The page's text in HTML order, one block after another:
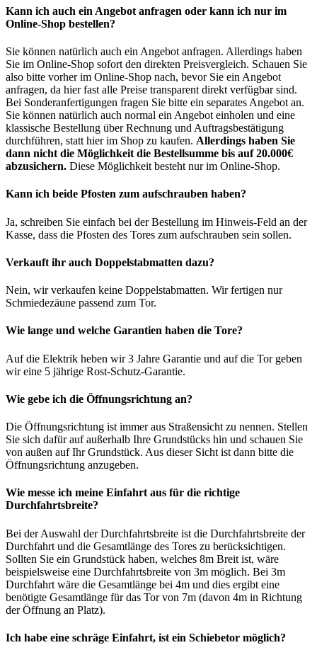
Kann ich auch ein Angebot anfragen oder kann ich nur im
Online-Shop bestellen?
Sie können natürlich auch ein Angebot anfragen. Allerdings haben
Sie im Online-Shop sofort den direkten Preisvergleich. Schauen Sie
also bitte vorher im Online-Shop nach, bevor Sie ein Angebot
anfragen, da hier fast alle Preise transparent direkt verfügbar sind.
Bei Sonderanfertigungen fragen Sie bitte ein separates Angebot an.
Sie können natürlich auch normal ein Angebot einholen und eine
klassische Bestellung über Rechnung und Auftragsbestätigung
durchführen, statt hier im Shop zu kaufen. Allerdings haben Sie
dann nicht die Möglichkeit die Bestellsumme bis auf 20.000€
abzusichern. Diese Möglichkeit besteht nur im Online-Shop.
Kann ich beide Pfosten zum aufschrauben haben?
Ja, schreiben Sie einfach bei der Bestellung im Hinweis-Feld an der
Kasse, dass die Pfosten des Tores zum aufschrauben sein sollen.
Verkauft ihr auch Doppelstabmatten dazu?
Nein, wir verkaufen keine Doppelstabmatten. Wir fertigen nur
Schmiedezäune passend zum Tor.
Wie lange und welche Garantien haben die Tore?
Auf die Elektrik heben wir 3 Jahre Garantie und auf die Tor geben
wir eine 5 jährige Rost-Schutz-Garantie.
Wie gebe ich die Öffnungsrichtung an?
Die Öffnungsrichtung ist immer aus Straßensicht zu nennen. Stellen
Sie sich dafür auf außerhalb Ihre Grundstücks hin und schauen Sie
von außen auf Ihr Grundstück. Aus dieser Sicht ist dann bitte die
Öffnungsrichtung anzugeben.
Wie messe ich meine Einfahrt aus für die richtige
Durchfahrtsbreite?
Bei der Auswahl der Durchfahrtsbreite ist die Durchfahrtsbreite der
Durchfahrt und die Gesamtlänge des Tores zu berücksichtigen.
Sollten Sie ein Grundstück haben, welches 8m Breit ist, wäre
beispielsweise eine Durchfahrtsbreite von 3m möglich. Bei 3m
Durchfahrt wäre die Gesamtlänge bei 4m und dies ergibt eine
benötigte Gesamtlänge für das Tor von 7m (davon 4m in Richtung
der Öffnung an Platz).
Ich habe eine schräge Einfahrt, ist ein Schiebetor möglich?